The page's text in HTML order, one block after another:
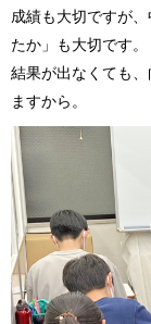
成績も大切ですが
たか」も大切です。
結果が出なくても
ますから。